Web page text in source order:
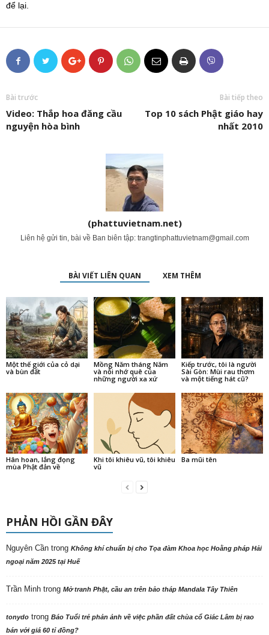
để lại.
Bài trước
Video: Thắp hoa đăng cầu
nguyện hòa bình
Bài tiếp theo
Top 10 sách Phật giáo hay
nhất 2010
(phattuvietnam.net)
Liên hệ gửi tin, bài về Ban biên tập: trangtinphattuvietnam@gmail.com
BÀI VIẾT LIÊN QUAN XEM THÊM
Một thế giới của cỏ dại
và bùn đất
Mồng Năm tháng Năm
và nỗi nhớ quê của
những người xa xứ
Kiếp trước, tôi là người
Sài Gòn: Mùi rau thơm
và một tiếng hát cũ?
Hân hoan, lắng đọng
mùa Phật đản về
Khi tôi khiêu vũ, tôi khiêu
vũ
Ba mũi tên
PHẢN HỒI GẦN ĐÂY
Nguyên Cần trong Không khí chuẩn bị cho Tọa đàm Khoa học Hoằng pháp Hải
ngoại năm 2025 tại Huế
Trần Minh trong Mở tranh Phật, cầu an trên bảo tháp Mandala Tây Thiên
tonydo trong Báo Tuổi trẻ phản ảnh về việc phần đất chùa cổ Giác Lâm bị rao
bán với giá 60 tỉ đồng?